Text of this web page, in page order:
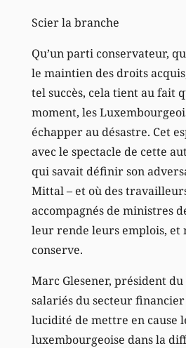
Scier la branche
Qu’un parti conservateur,
le maintien des droits
tel succès, cela tient au fait
moment, les
échapper au désastre. Cet
avec le spectacle de cette
qui savait définir son
Mittal – et où des
accompagnés de ministres
leur rende leurs emplois, et
conserve.
Marc Glesener, président
salariés du secteur
lucidité de mettre en cause
luxembourgeoise dans la